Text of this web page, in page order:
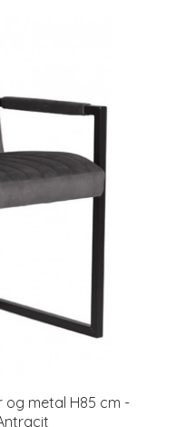
og metal H85 cm -